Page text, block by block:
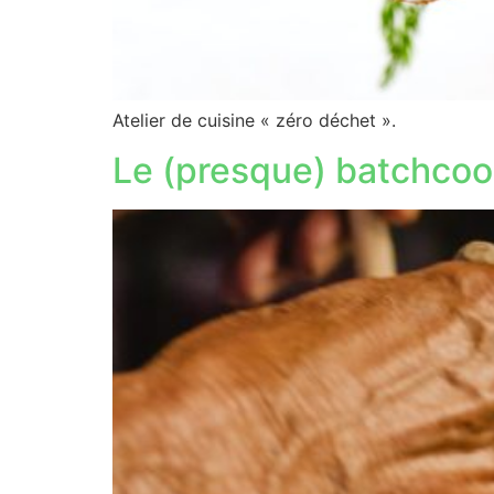
Atelier de cuisine « zéro déchet ».
Le (presque)